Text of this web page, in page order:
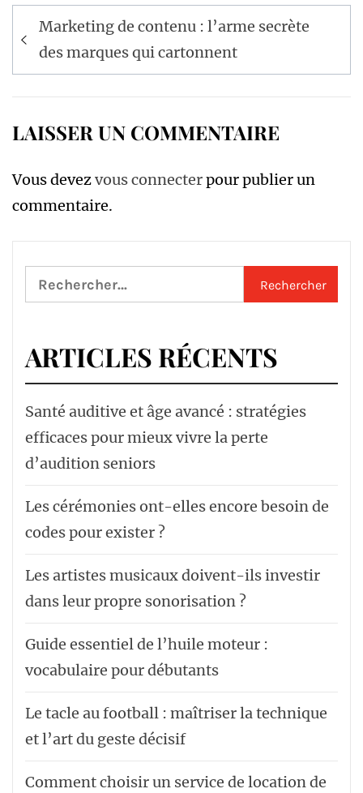
Navigation
de
l’article
Marketing de contenu : l’arme secrète
des marques qui cartonnent
LAISSER UN COMMENTAIRE
Vous devezvous connecterpour publier un
commentaire.
Rechercher :
ARTICLES RÉCENTS
Santé auditive et âge avancé : stratégies
efficaces pour mieux vivre la perte
d’audition seniors
Les cérémonies ont-elles encore besoin de
codes pour exister ?
Les artistes musicaux doivent-ils investir
dans leur propre sonorisation ?
Guide essentiel de l’huile moteur :
vocabulaire pour débutants
Le tacle au football : maîtriser la technique
et l’art du geste décisif
Comment choisir un service de location de